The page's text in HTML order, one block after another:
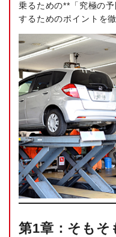
乗るための**「究極の
するためのポイントを
第1章：そもそ